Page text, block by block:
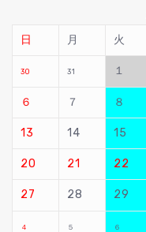
日
月 火
30 31 １
６ ７ ８
13 14 15
20 21 22
27 28 29
４ ５ ６